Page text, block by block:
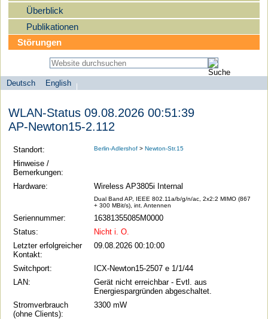
Überblick
Publikationen
Störungen
Sprachauswahl
Deutsch
English
search-menu
Universität
zu
Berlin
Computer-
und
WLAN-Status 09.08.2026 00:51:39
AP-Newton15-2.112
Standort: Berlin-Adlershof >Newton-Str.15
Hinweise /
Bemerkungen:
Hardware:
Wireless AP3805i Internal
Dual Band AP, IEEE 802.11a/b/g/n/ac, 2x2:2 MIMO (867
+ 300 MBit/s), int. Antennen
Seriennummer:
16381355085M0000
Status:
Nicht i. O.
Letzter erfolgreicher
Kontakt:
09.08.2026 00:10:00
Switchport:
ICX-Newton15-2507 e 1/1/44
LAN:
Gerät nicht erreichbar - Evtl. aus
Energiespargründen abgeschaltet.
Stromverbrauch
(ohne Clients):
3300 mW